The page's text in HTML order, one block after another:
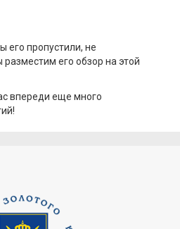
его пропустили, не
его обзор на этой
впереди еще много